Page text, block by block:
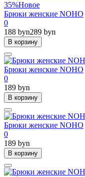
35%Новое
Брюки женские NOHO
0
188 byn289 byn
В корзину
Брюки женские NOHO
0
189 byn
В корзину
Брюки женские NOHO
0
189 byn
В корзину